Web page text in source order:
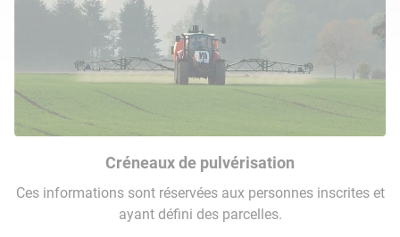
Créneaux de pulvérisation
Ces informations sont réservées aux personnes inscrites et
ayant défini des parcelles.